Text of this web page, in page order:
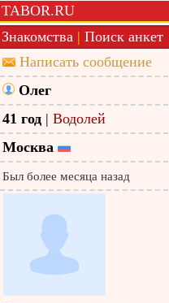
TABOR.RU
Знакомства | Поиск анкет
Написать сообщение
Олег
41 год | Водолей
Москва
Был более месяца назад